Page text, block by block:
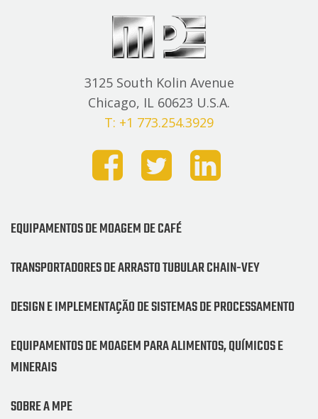
3125 South Kolin Avenue
Chicago, IL 60623 U.S.A.
T: +1 773.254.3929
EQUIPAMENTOS DE MOAGEM DE CAFÉ
TRANSPORTADORES DE ARRASTO TUBULAR CHAIN-VEY
DESIGN E IMPLEMENTAÇÃO DE SISTEMAS DE PROCESSAMENTO
EQUIPAMENTOS DE MOAGEM PARA ALIMENTOS, QUÍMICOS E
MINERAIS
SOBRE A MPE